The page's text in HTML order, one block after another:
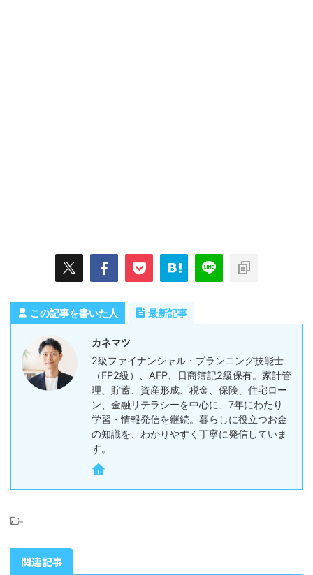
この記事を書いた人 最新記事
カネマツ
2級ファイナンシャル・プランニング技能士
（FP2級）、AFP、日商簿記2級保有。家計管
理、貯蓄、資産形成、税金、保険、住宅ロー
ン、金融リテラシーを中心に、7年にわたり
学習・情報発信を継続。暮らしに役立つお金
の知識を、わかりやすく丁寧に発信していま
す。
-
関連記事